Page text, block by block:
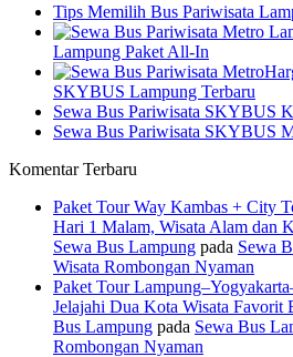
Tips Memilih Bus Pariwisata
Lampung Paket All-In
SKYBUS Lampung Terbaru
Sewa Bus Pariwisata SKYBUS
Sewa Bus Pariwisata SKYBUS
Komentar Terbaru
Paket Tour Way Kambas + City
Hari 1 Malam, Wisata Alam dan
Sewa Bus Lampung pada Sewa
Wisata Rombongan Nyaman
Paket Tour
Jelajahi Dua Kota Wisata Favorit
Bus Lampung pada Sewa Bus
Rombongan Nyaman